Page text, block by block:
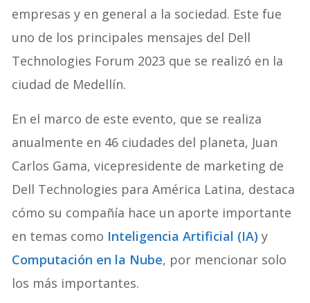
empresas y en general a la sociedad. Este fue
uno de los principales mensajes del Dell
Technologies Forum 2023 que se realizó en la
ciudad de Medellín.
En el marco de este evento, que se realiza
anualmente en 46 ciudades del planeta, Juan
Carlos Gama, vicepresidente de marketing de
Dell Technologies para América Latina, destaca
cómo su compañía hace un aporte importante
en temas como Inteligencia Artificial (IA)y
Computación en la Nube, por mencionar solo
los más importantes.